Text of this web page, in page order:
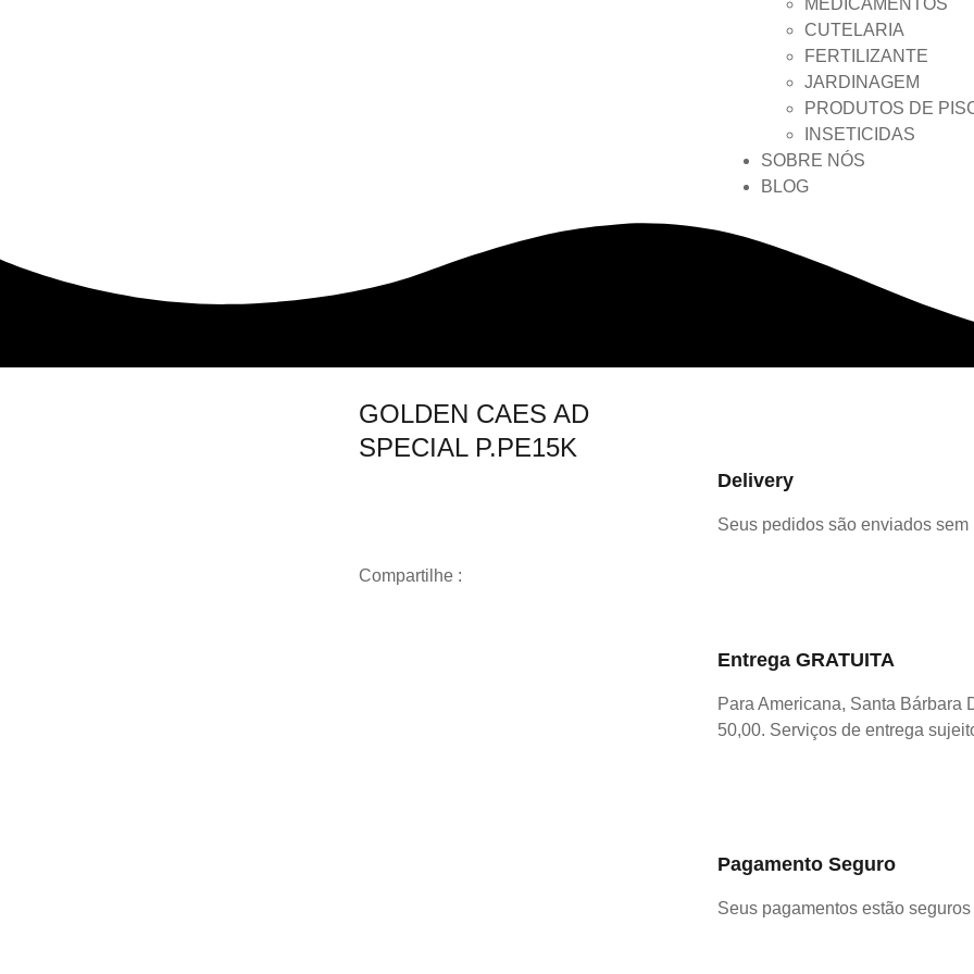
MEDICAMENTOS
CUTELARIA
FERTILIZANTE
JARDINAGEM
PRODUTOS DE
INSETICIDAS
SOBRE NÓS
BLOG
GOLDEN CAES AD
SPECIAL P.PE15K
Compartilhe :
Delivery
Seus pedidos são enviados
Entrega GRATUITA
Para Americana, Santa Bárbara
50,00. Serviços de entrega
Pagamento Seguro
Seus pagamentos estão